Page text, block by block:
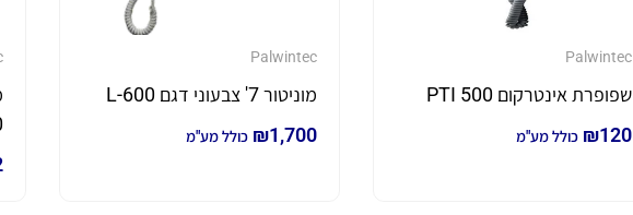
Palwintec
שפופרת אינטרקום PTI 500
₪120 כולל מע"מ
Palwintec
מוניטור 7' צבעוני דגם L-600
₪1,700 כולל מע"מ